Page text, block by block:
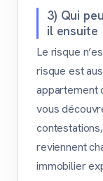
3) Qui
il ensuite
Le risque
risque est
appartement
vous
reviennent
immobilier